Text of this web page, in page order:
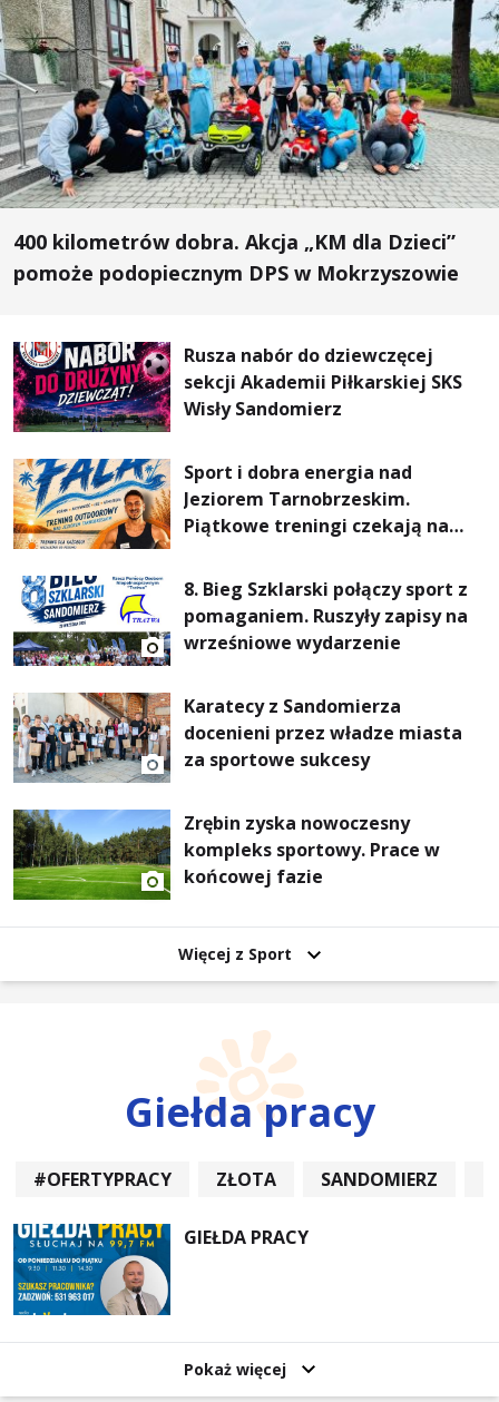
400 kilometrów dobra. Akcja „KM dla Dzieci”
pomoże podopiecznym DPS w Mokrzyszowie
Rusza nabór do dziewczęcej
sekcji Akademii Piłkarskiej SKS
Wisły Sandomierz
Sport i dobra energia nad
Jeziorem Tarnobrzeskim.
Piątkowe treningi czekają na
8. Bieg Szklarski połączy sport z
pomaganiem. Ruszyły zapisy na
wrześniowe wydarzenie
Karatecy z Sandomierza
docenieni przez władze miasta
za sportowe sukcesy
Zrębin zyska nowoczesny
kompleks sportowy. Prace w
końcowej fazie
Więcej z Sport
Giełda pracy
#OFERTYPRACY ZŁOTA SANDOMIERZ
GIEŁDA PRACY
Pokaż więcej